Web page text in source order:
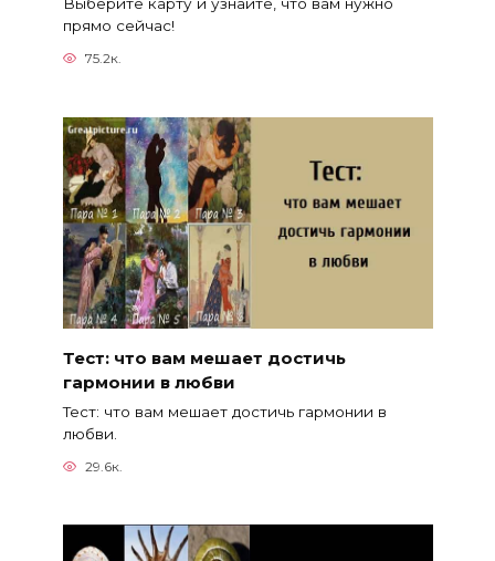
прямо сейчас!
75.2к.
Тест: что вам мешает достичь
гармонии в любви
Тест: что вам мешает достичь гармонии в
любви.
29.6к.